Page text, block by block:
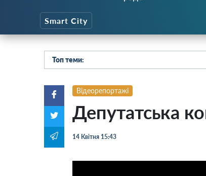
Smart City
Топ теми:
Відеорепортажі
Депутатська
14 Квітня 15:43